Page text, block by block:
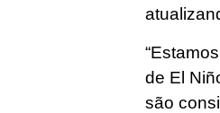
de El
são